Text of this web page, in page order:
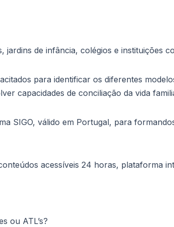
jardins de infância, colégios e instituições
para identificar os diferentes
capacidades de conciliação da vida
SIGO, válido em Portugal, para
acessíveis 24 horas, plataforma
ou ATL’s?